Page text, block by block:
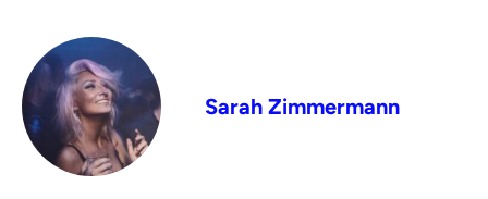
Sarah Zimmermann